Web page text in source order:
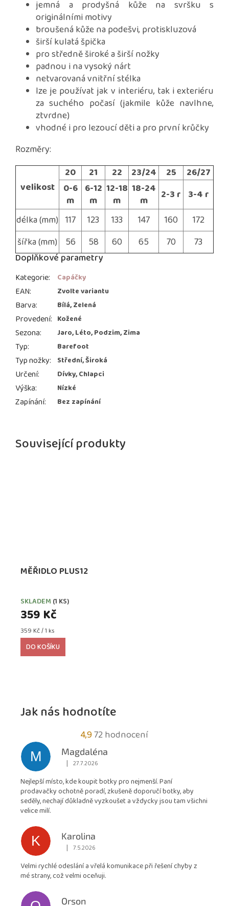
Související produkty
MĚŘIDLO PLUS12
SKLADEM (1 KS)
359 Kč
Měrná
cena:
359 Kč / 1 ks
DO KOŠÍKU
jemná a prodyšná kůže na svršku s
originálními motivy
broušená kůže na podešvi, protiskluzová
širší kulatá špička
pro středně široké a širší nožky
padnou i na vysoký nárt
netvarovaná vnitřní stélka
lze je používat jak v interiéru, tak i exteriéru
za suchého počasí (jakmile kůže navlhne,
ztvrdne)
vhodné i pro lezoucí děti a pro první krůčky
Rozměry:
velikost
20 21 22 23/24 25
26/27
0-6
m
6-12
m
12-18
m
18-24
m
2-3 r 3-4 r
délka (mm) 117 123 133 147 160
172
šířka (mm)
56 58 60 65 70
73
Doplňkové parametry
Kategorie: Capáčky
EAN: Zvolte variantu
Barva: Bílá, Zelená
Provedení: Kožené
Sezona: Jaro, Léto, Podzim, Zima
Typ: Barefoot
Typ nožky: Střední, Široká
Určení: Dívky, Chlapci
Výška: Nízké
Zapínání: Bez zapínání
Jak nás hodnotíte
4,9Průměrné
hodnocení
obchodu
4,9
z
72 hodnocení
M
Magdaléna
Hodnocení obchodu je 5 z 5 hvězdiček.
| 27.7.2026
Nejlepší místo, kde koupit botky pro nejmenší. Paní
prodavačky ochotně poradí, zkušeně doporučí botky, aby
seděly, nechají důkladně vyzkoušet a vždycky jsou tam všichni
velice milí.
K
Karolina
Hodnocení obchodu je 5 z 5 hvězdiček.
| 7.5.2026
Velmi rychlé odeslání a vřelá komunikace při řešení chyby z
mé strany, což velmi oceňuji.
Orson